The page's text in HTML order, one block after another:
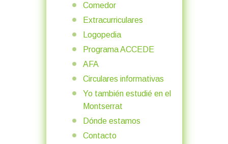
Comedor
Extracurriculares
Logopedia
Programa ACCEDE
AFA
Circulares informativas
Yo también estudié en el
Montserrat
Dónde estamos
Contacto